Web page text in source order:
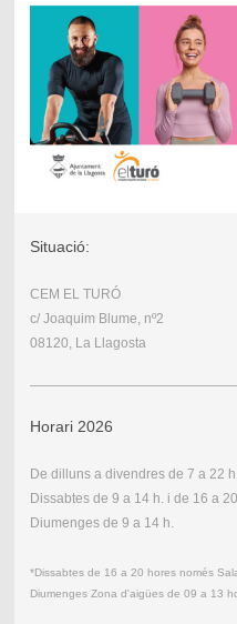
Situació:
CEM EL TURÓ
c/ Joaquim Blume, nº2
08120, La Llagosta
Horari 2026
De dilluns a divendres de 7 a 22 h.
Dissabtes de 9 a 14 h. i de 16 a
Diumenges de 9 a 14 h.
*Dissabtes de 16 a 20 hores només
Diumenges Zona d'aigües de 09 a 13